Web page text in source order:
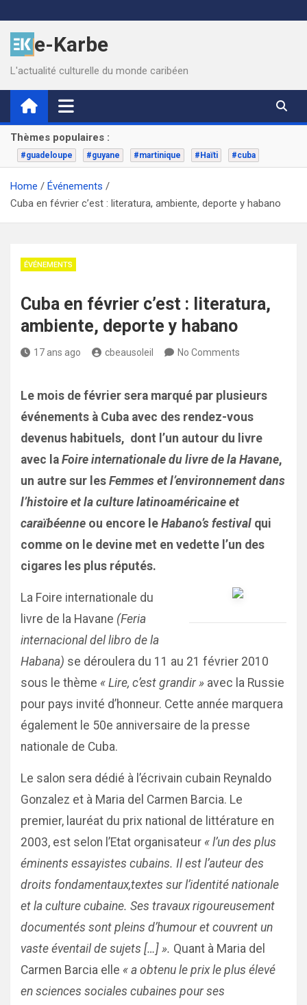
to
contente-Karbe
L'actualité culturelle du monde caribéen
Thèmes populaires :
#guadeloupe #guyane #martinique #Haïti #cuba
Home
Événements
Cuba en février c’est : literatura, ambiente, deporte y habano
ÉVÉNEMENTS
Cuba en février c’est : literatura,
ambiente, deporte y habano
17 ans ago cbeausoleil No Comments
Le mois de février sera marqué par plusieurs
événements à Cuba avec des rendez-vous
devenus habituels, dont l’un autour du livre
avec la Foire internationale du livre de la Havane,
un autre sur les Femmes et l’environnement dans
l’histoire et la culture latinoaméricaine et
caraïbéenne ou encore le Habano’s festival qui
comme on le devine met en vedette l’un des
cigares les plus réputés.
La Foire internationale du
livre de la Havane (Feria
internacional del libro de la
Habana) se déroulera du 11 au 21 février 2010
sous le thème « Lire, c’est grandir » avec la Russie
pour pays invité d’honneur. Cette année marquera
également le 50e anniversaire de la presse
nationale de Cuba.
Le salon sera dédié à l’écrivain cubain Reynaldo
Gonzalez et à Maria del Carmen Barcia. Le
premier, lauréat du prix national de littérature en
2003, est selon l’Etat organisateur « l’un des plus
éminents essayistes cubains. Il est l’auteur des
droits fondamentaux,textes sur l’identité nationale
et la culture cubaine. Ses travaux rigoureusement
documentés sont pleins d’humour et couvrent un
vaste éventail de sujets […] ». Quant à Maria del
Carmen Barcia elle « a obtenu le prix le plus élevé
en sciences sociales cubaines pour ses